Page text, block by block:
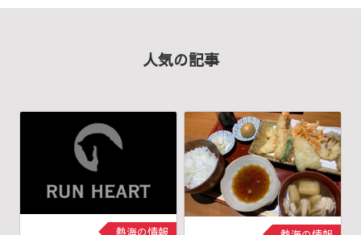
人気の記事
熱海の情報